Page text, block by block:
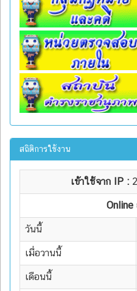
สถิติการใช้งาน
เข้าใช้จาก IP :
Online
วันนี้
เมื่อวานนี้
เดือนนี้